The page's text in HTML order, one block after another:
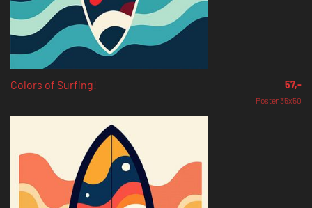
Colors of Surfing! 57,-
Poster 35x50